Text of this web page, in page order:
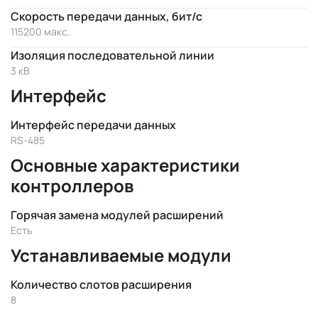
Скорость передачи данных, бит/с
115200 макс.
Изоляция последовательной линии
3 кВ
Интерфейс
Интерфейс передачи данных
RS-485
Основные характеристики
контроллеров
Горячая замена модулей расширений
Есть
Устанавливаемые модули
Количество слотов расширения
8